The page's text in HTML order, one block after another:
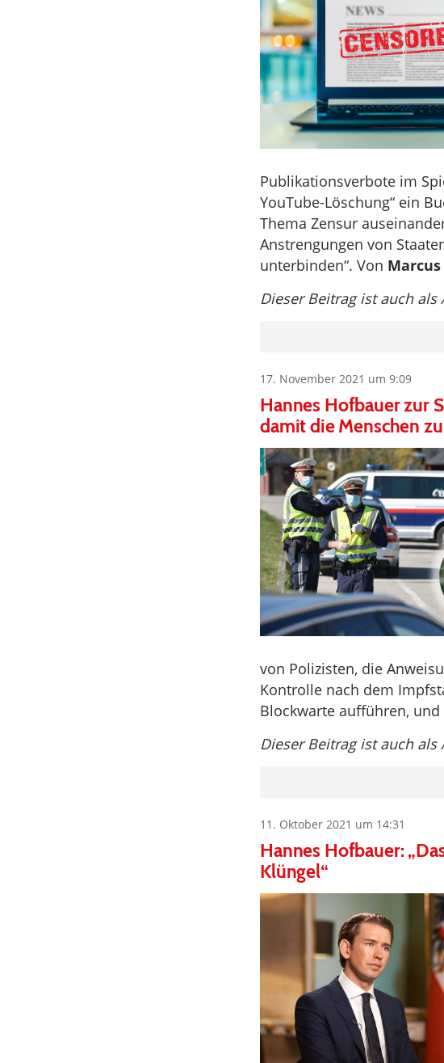
Publikationsverbote im
YouTube-Löschung“ ein
Thema Zensur
Anstrengungen von
unterbinden“. Von
Dieser Beitrag ist auch
17. November 2021 um 9:09
Hannes Hofbauer zur
damit die Menschen
von Polizisten, die
Kontrolle nach dem
Blockwarte aufführen, und
Dieser Beitrag ist auch
11. Oktober 2021 um 14:31
Hannes Hofbauer:
Klüngel“